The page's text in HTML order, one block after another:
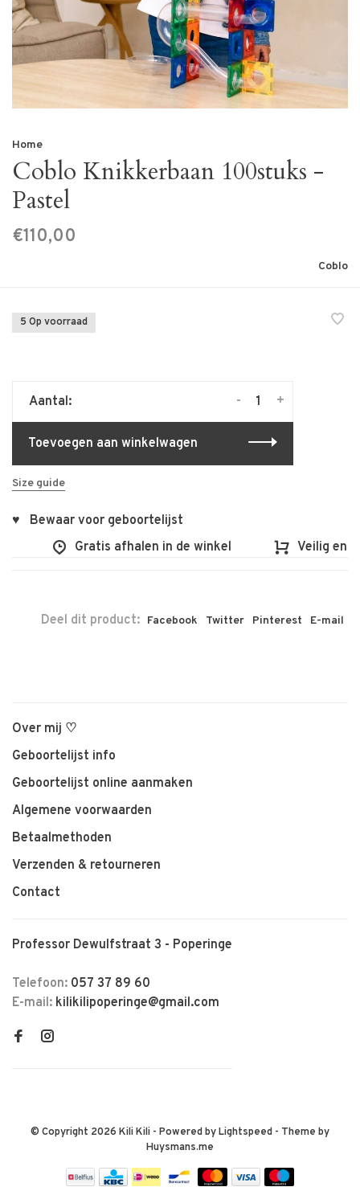
Home
Coblo Knikkerbaan 100stuks -
Pastel
€110,00
Coblo
5 Op voorraad
Aantal: +
-
Toevoegen aan winkelwagen
Size guide
♥ Bewaar voor geboortelijst
Gratis afhalen in de winkel
Veilig en
Deel dit product: Facebook Twitter Pinterest E-mail
Over mij ♡
Geboortelijst info
Geboortelijst online aanmaken
Algemene voorwaarden
Betaalmethoden
Verzenden & retourneren
Contact
Professor Dewulfstraat 3 - Poperinge
Telefoon: 057 37 89 60
E-mail: kilikilipoperinge@gmail.com
© Copyright 2026 Kili Kili - Powered byLightspeed - Theme by
Huysmans.me